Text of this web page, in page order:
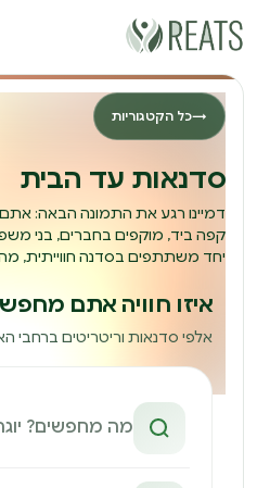
→כל הקטגוריות
סדנאות עד הבית
דמיינו רגע את התמונה הבאה:
קפה ביד, מוקפים בחברים, בני
יחד משתתפים בסדנה חווייתית,
איזו חוויה אתם
אלפי סדנאות וריטריטים ברחבי